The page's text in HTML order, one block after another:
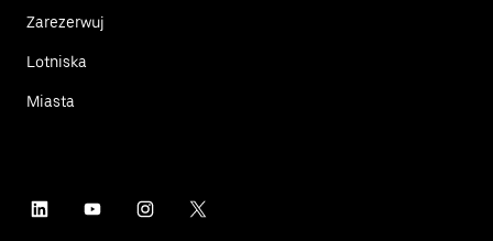
Zarezerwuj
Lotniska
Miasta